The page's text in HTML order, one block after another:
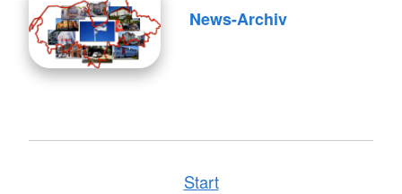
News-Archiv
Start